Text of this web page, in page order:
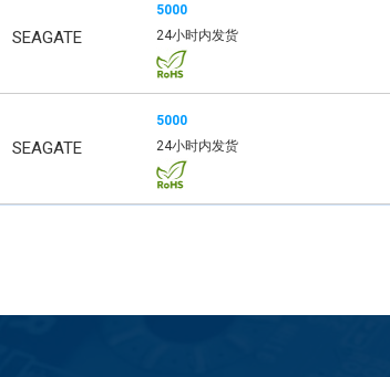
SEAGATE
5000
24小时内发货
SEAGATE
5000
24小时内发货